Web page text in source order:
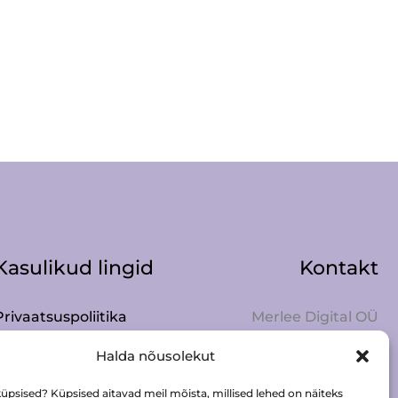
Halda nõusolekut
Küpsised aitavad meil mõista, millised lehed on näiteks
lingid
hooldus
Kontakt
Merlee Digital OÜ
56 677 832